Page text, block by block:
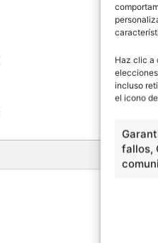
Haz clic a
incluso
el icono
fallos,